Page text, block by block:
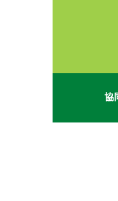
協